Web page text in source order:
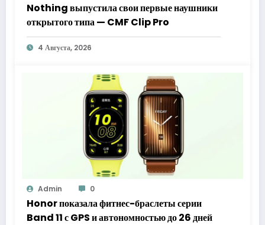
Nothing выпустила свои первые наушники
открытого типа — CMF Clip Pro
4 Августа, 2026
Admin 0
Honor показала фитнес-браслеты серии
Band 11 с GPS и автономностью до 26 дней